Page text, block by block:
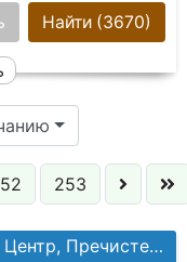
Найти (3670)
253
Пречистенская наб, №72